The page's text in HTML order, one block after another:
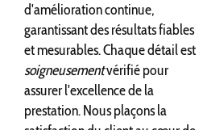
d'amélioration continue,
garantissant des résultats fiables
et mesurables. Chaque détail est
soigneusementvérifié pour
assurer l'excellence de la
prestation. Nous plaçons la